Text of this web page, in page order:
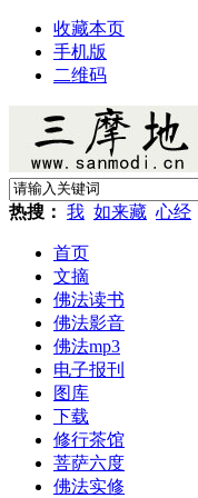
收藏本页
手机版
二维码
热搜： 我 如来藏 心经
首页
文摘
佛法读书
佛法影音
佛法mp3
电子报刊
图库
下载
修行茶馆
菩萨六度
佛法实修